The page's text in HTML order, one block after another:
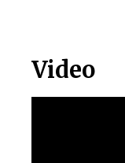
Video